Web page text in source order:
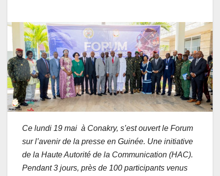
Ce lundi 19 mai à Conakry, s’est ouvert le Forum
sur l’avenir de la presse en Guinée. Une initiative
de la Haute Autorité de la Communication (HAC).
Pendant 3 jours, près de 100 participants venus